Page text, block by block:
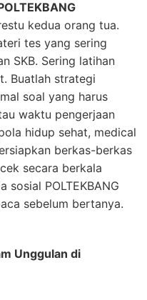
kedua orang tua.
tes yang sering
SKB. Sering latihan
Buatlah strategi
soal yang harus
waktu pengerjaan
hidup sehat, medical
berkas-berkas
secara berkala
POLTEKBANG
sebelum bertanya.
Unggulan di